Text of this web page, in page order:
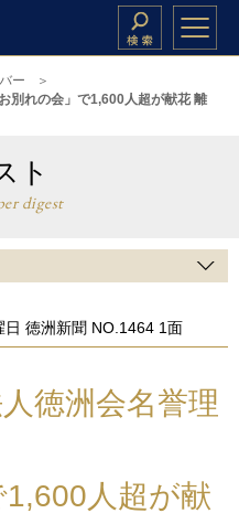
ー
別れの会」で1,600人超が献花 離
ト
digest
徳洲新聞 NO.1464 1面
徳洲会名誉理
1,600人超が献